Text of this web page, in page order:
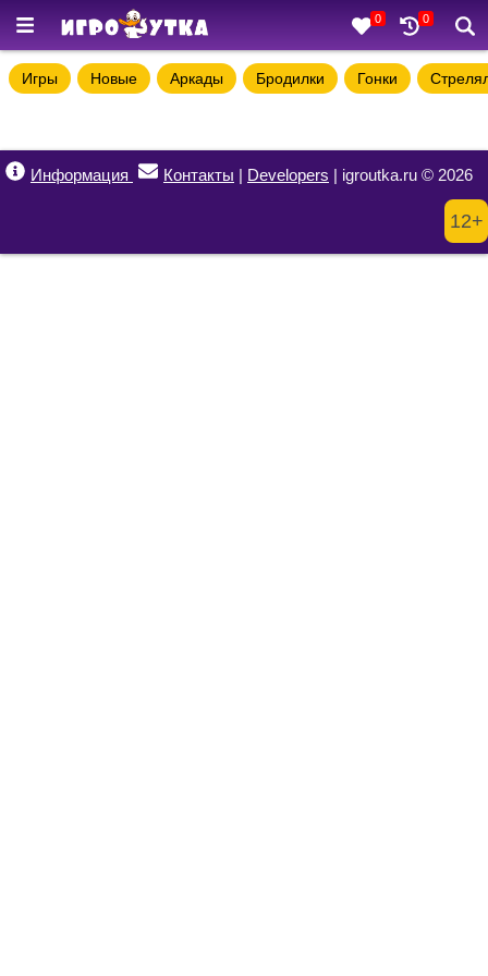
0 0
Игры Новые Аркады Бродилки Гонки
Информация Контакты | Developers | igroutka.ru © 2026
12+